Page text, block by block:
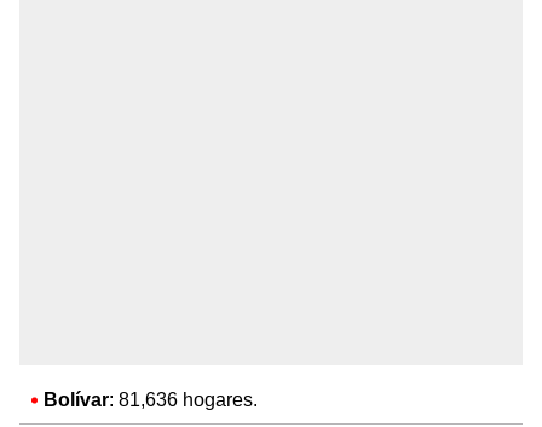
Bolívar: 81,636 hogares.